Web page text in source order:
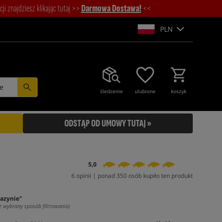
znajdziesz klikając tutaj >>Darmowa Dostawa! <<
PLN
śledzenie ulubione koszyk
ODSTĄP OD UMOWY TUTAJ »
5,0
6 opinii | ponad 350 osób kupiło ten produkt
wybrany sposób filtrowania)